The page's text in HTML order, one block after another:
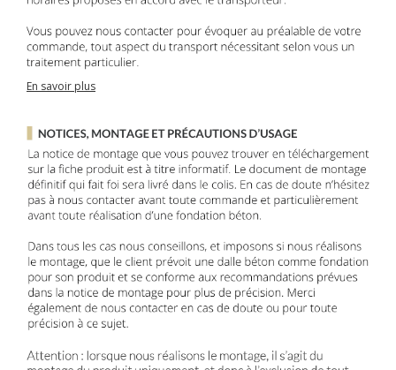
En savoir plus